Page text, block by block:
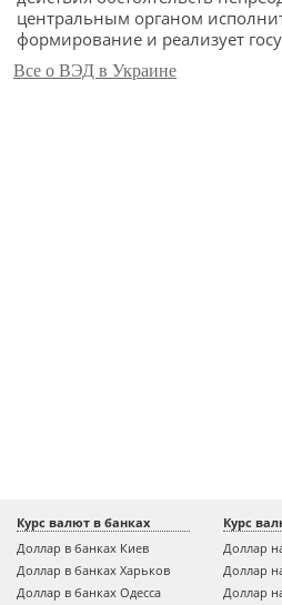
центральным органом
формирование и реализует
Все о ВЭД в Украине
Курс валют в банках
Доллар в банках Киев
Доллар в банках Харьков
Доллар в банках Одесса
Курс
Доллар
Доллар
Доллар